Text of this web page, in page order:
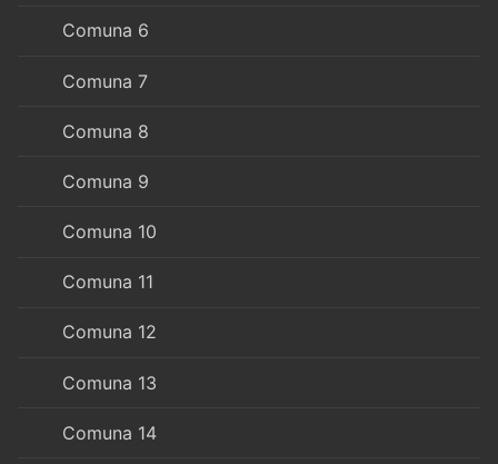
Comuna 6
Comuna 7
Comuna 8
Comuna 9
Comuna 10
Comuna 11
Comuna 12
Comuna 13
Comuna 14